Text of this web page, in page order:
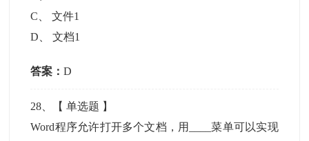
C 、文件1
D 、文档1
答案：D
28 、【单选题 】
Word程序允许打开多个文档，用____菜单可以实现